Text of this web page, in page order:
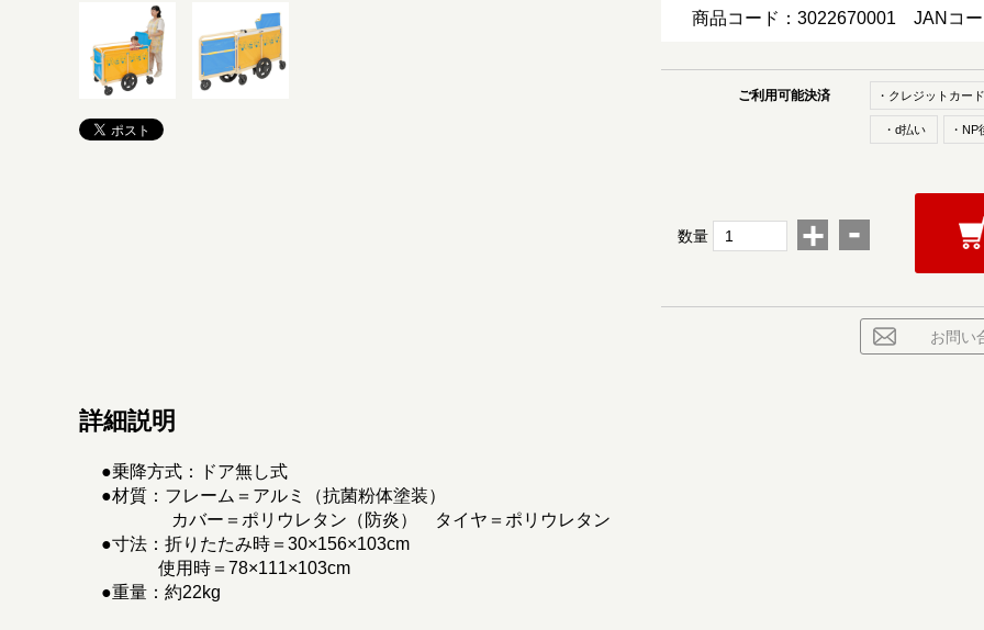
商品コード：3022670001 JANコ
ご利用可能決済 ・クレジットカード
・d払い ・NP
数量 + -
お問い
詳細説明
●乗降方式：ドア無し式
●材質：フレーム＝アルミ（抗菌粉体塗装）
カバー＝ポリウレタン（防炎） タイヤ＝ポリウレタン
●寸法：折りたたみ時＝30×156×103cm
使用時＝78×111×103cm
●重量：約22kg